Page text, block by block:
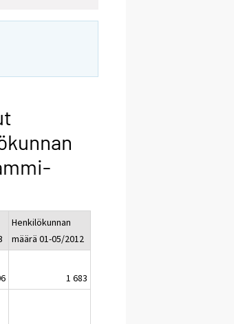
Henkilökunnan
määrä 01-05/2012
1 683